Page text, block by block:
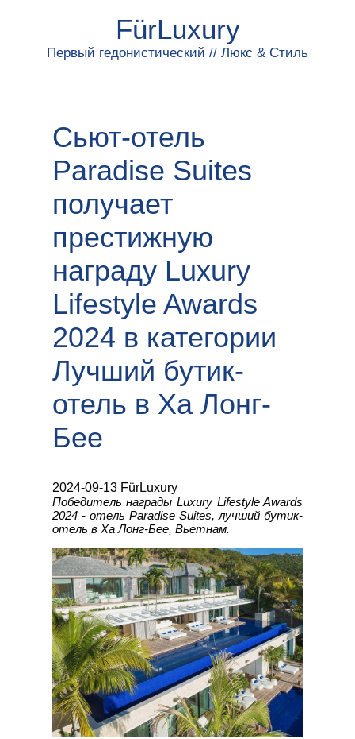
FürLuxury
Первый гедонистический // Люкс & Стиль
Сьют-отель
Paradise Suites
получает
престижную
награду Luxury
Lifestyle Awards
2024 в категории
Лучший бутик-
отель в Ха Лонг-
Бее
2024-09-13 FürLuxury
Победитель награды Luxury Lifestyle Awards
2024 - отель Paradise Suites, лучший бутик-
отель в Ха Лонг-Бее, Вьетнам.